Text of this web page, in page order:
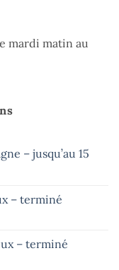
mardi matin au
– jusqu’au 15
– terminé
– terminé